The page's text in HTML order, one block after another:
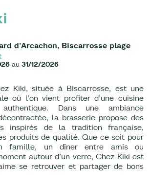
d'Arcachon, Biscarrosse plage
au 31/12/2026
Kiki, située à Biscarrosse, est une
où l’on vient profiter d’une cuisine
Dans une ambiance
la brasserie propose des
inspirés de la tradition française,
produits de qualité. Que ce soit pour
famille, un dîner entre amis ou
autour d’un verre, Chez Kiki est
se retrouver et partager de bons